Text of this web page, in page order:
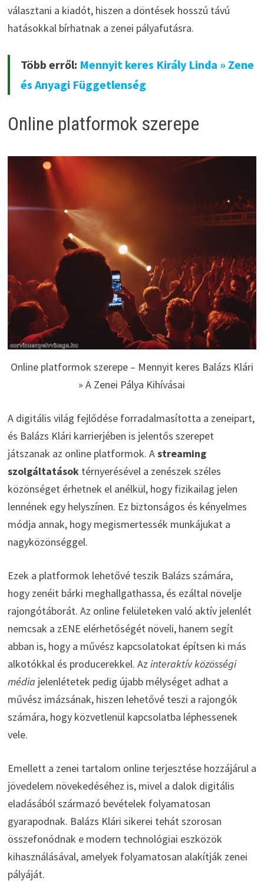
választani a kiadót, hiszen a döntések hosszú távú
hatásokkal bírhatnak a zenei pályafutásra.
Több erről: Mennyit keres Király Linda » Zene
és Anyagi Függetlenség
Online platformok szerepe
Online platformok szerepe – Mennyit keres Balázs Klári
» A Zenei Pálya Kihívásai
A digitális világ fejlődése forradalmasította a zeneipart,
és Balázs Klári karrierjében is jelentős szerepet
játszanak az online platformok. Astreaming
szolgáltatásoktérnyerésével a zenészek széles
közönséget érhetnek el anélkül, hogy fizikailag jelen
lennének egy helyszínen. Ez biztonságos és kényelmes
módja annak, hogy megismertessék munkájukat a
nagyközönséggel.
Ezek a platformok lehetővé teszik Balázs számára,
hogy zenéit bárki meghallgathassa, és ezáltal növelje
rajongótáborát. Az online felületeken való aktív jelenlét
nemcsak a zENE elérhetőségét növeli, hanem segít
abban is, hogy a művész kapcsolatokat építsen ki más
alkotókkal és producerekkel. Az interaktív közösségi
média jelenlétetek pedig újabb mélységet adhat a
művész imázsának, hiszen lehetővé teszi a rajongók
számára, hogy közvetlenül kapcsolatba léphessenek
vele.
Emellett a zenei tartalom online terjesztése hozzájárul a
jövedelem növekedéséhez is, mivel a dalok digitális
eladásából származó bevételek folyamatosan
gyarapodnak. Balázs Klári sikerei tehát szorosan
összefonódnak e modern technológiai eszközök
kihasználásával, amelyek folyamatosan alakítják zenei
pályáját.